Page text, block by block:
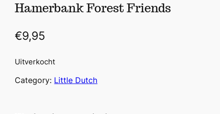
Hamerbank Forest Friends
€9,95
Uitverkocht
Category: Little Dutch